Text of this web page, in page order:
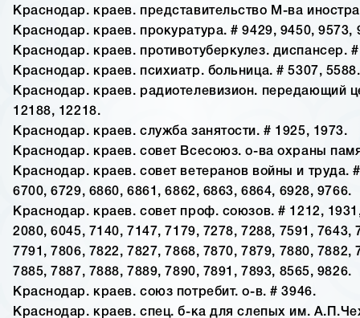
Краснодар. краев. представительство М-ва
Краснодар. краев. прокуратура. # 9429, 9450, 9573,
Краснодар. краев. противотуберкулез. диспансер.
Краснодар. краев. психиатр. больница. # 5307, 5588.
Краснодар. краев. радиотелевизион. передающий
12188, 12218.
Краснодар. краев. служба занятости. # 1925, 1973.
Краснодар. краев. совет Всесоюз. о-ва охраны
Краснодар. краев. совет ветеранов войны и труда.
6700, 6729, 6860, 6861, 6862, 6863, 6864, 6928, 9766.
Краснодар. краев. совет проф. союзов. # 1212,
2080, 6045, 7140, 7147, 7179, 7278, 7288, 7591, 7643,
7791, 7806, 7822, 7827, 7868, 7870, 7879, 7880, 7882,
7885, 7887, 7888, 7889, 7890, 7891, 7893, 8565, 9826.
Краснодар. краев. союз потребит. о-в. # 3946.
Краснодар. краев. спец. б-ка для слепых им.